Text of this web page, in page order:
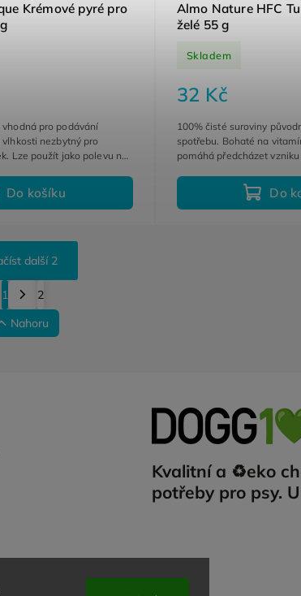
Krémové pyré pro
Do košíku
pro podávání
nezbytný pro
Lze použít jako polevu na
Almo Nature HFC
želé 55 g
Skladem
32 Kč
Do
100% čisté suroviny
spotřebu. Bohaté na
pomáhá předcházet
další 2
1
2
Nahoru
Kvalitní a ♻️eko
potřeby pro psy.